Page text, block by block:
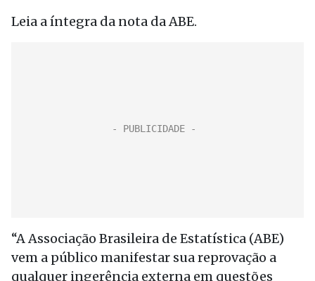
Leia a íntegra da nota da ABE.
“A Associação Brasileira de Estatística (ABE)
vem a público manifestar sua reprovação a
qualquer ingerência externa em questões